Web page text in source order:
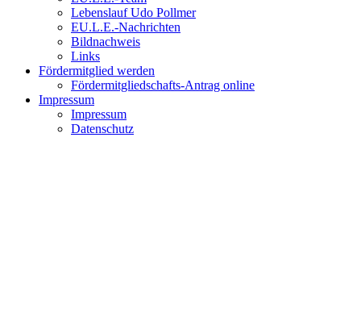
Lebenslauf Udo Pollmer
EU.L.E.-Nachrichten
Bildnachweis
Links
Fördermitglied werden
Fördermitgliedschafts-Antrag online
Impressum
Impressum
Datenschutz